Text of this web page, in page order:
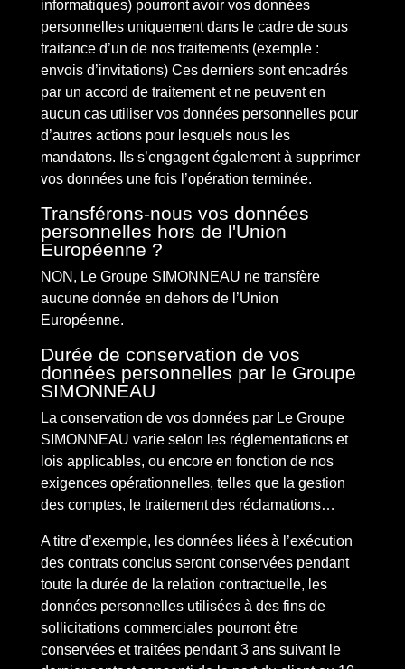
informatiques) pourront avoir vos données
personnelles uniquement dans le cadre de sous
traitance d’un de nos traitements (exemple :
envois d’invitations) Ces derniers sont encadrés
par un accord de traitement et ne peuvent en
aucun cas utiliser vos données personnelles pour
d’autres actions pour lesquels nous les
mandatons. Ils s’engagent également à supprimer
vos données une fois l’opération terminée.
Transférons-nous vos données
personnelles hors de l'Union
Européenne ?
NON, Le Groupe SIMONNEAU ne transfère
aucune donnée en dehors de l’Union
Européenne.
Durée de conservation de vos
données personnelles par le Groupe
SIMONNEAU
La conservation de vos données par Le Groupe
SIMONNEAU varie selon les réglementations et
lois applicables, ou encore en fonction de nos
exigences opérationnelles, telles que la gestion
des comptes, le traitement des réclamations…
A titre d’exemple, les données liées à l’exécution
des contrats conclus seront conservées pendant
toute la durée de la relation contractuelle, les
données personnelles utilisées à des fins de
sollicitations commerciales pourront être
conservées et traitées pendant 3 ans suivant le